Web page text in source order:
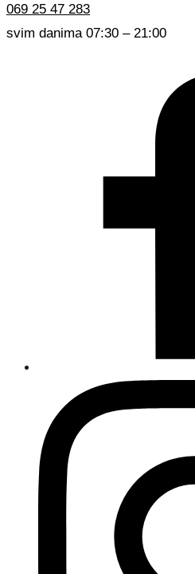
069 25 47 283
svim danima 07:30 – 21:00